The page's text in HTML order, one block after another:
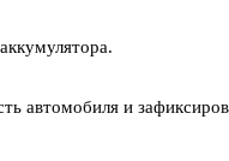
автомобиля и